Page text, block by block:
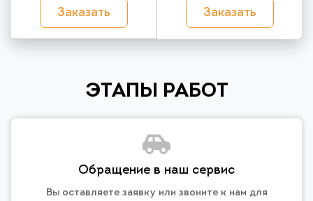
Заказать Заказать
ЭТАПЫ РАБОТ
Обращение в наш сервис
Вы оставляете заявку или звоните к нам для